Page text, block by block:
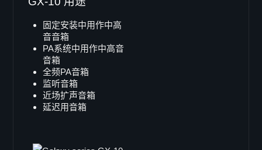
Viper-S
X-ray8
Galaxy 系列
Galaxy GS 系列
固定安装中用作中高
音音箱
PA系统中用作中高音
音箱
全频PA音箱
监听音箱
近场扩声音箱
延迟用音箱